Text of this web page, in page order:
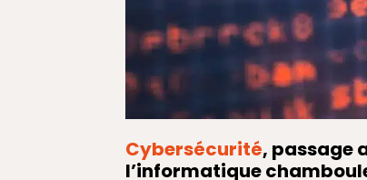
Cybersécurité, passage
l’informatique